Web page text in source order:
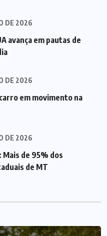
DE 2026
avança em pautas de
DE 2026
em movimento na
DE 2026
de 95% dos
de MT